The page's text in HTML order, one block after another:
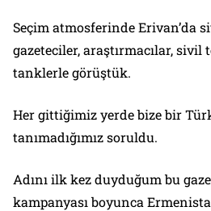
Seçim atmosferinde Erivan’da
gazeteciler, araştırmacılar,
tanklerle görüştük.
Her gittiğimiz yerde bize bir
tanımadığımız soruldu.
Adını ilk kez duyduğum bu
kampanyası boyunca